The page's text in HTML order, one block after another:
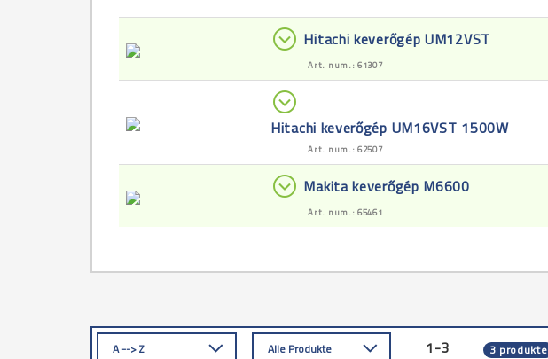
Hitachi keverőgép UM12VST
Art. num.: 61307
Hitachi keverőgép UM16VST 1500W
Art. num.: 62507
Makita keverőgép M6600
Art. num.: 65461
A --> Z Alle Produkte 1-3 3 produkte